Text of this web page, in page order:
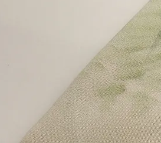
ALBUM
SAMURAI-DEN
ライたちの時空間へ